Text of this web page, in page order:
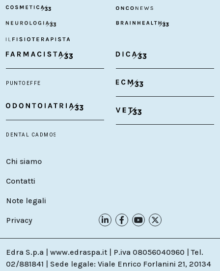
Chi siamo
Contatti
Note legali
Privacy
Edra S.p.a | www.edraspa.it | P.iva 08056040960 | Tel.
02/881841 | Sede legale: Viale Enrico Forlanini 21, 20134